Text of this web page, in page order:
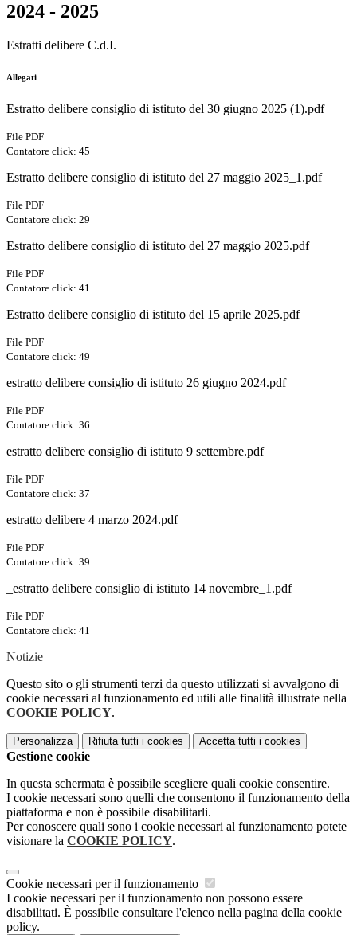
2024 - 2025
Estratti delibere C.d.I.
Allegati
Estratto delibere consiglio di istituto del 30 giugno 2025 (1).pdf
File PDF
Contatore click: 45
Estratto delibere consiglio di istituto del 27 maggio 2025_1.pdf
File PDF
Contatore click: 29
Estratto delibere consiglio di istituto del 27 maggio 2025.pdf
File PDF
Contatore click: 41
Estratto delibere consiglio di istituto del 15 aprile 2025.pdf
File PDF
Contatore click: 49
estratto delibere consiglio di istituto 26 giugno 2024.pdf
File PDF
Contatore click: 36
estratto delibere consiglio di istituto 9 settembre.pdf
File PDF
Contatore click: 37
estratto delibere 4 marzo 2024.pdf
File PDF
Contatore click: 39
_estratto delibere consiglio di istituto 14 novembre_1.pdf
File PDF
Contatore click: 41
Notizie
Questo sito o gli strumenti terzi da questo utilizzati si avvalgono di
cookie necessari al funzionamento ed utili alle finalità illustrate nella
COOKIE POLICY.
Personalizza Rifiuta tutti i cookies Accetta tutti i cookies
Gestione cookie
In questa schermata è possibile scegliere quali cookie consentire.
I cookie necessari sono quelli che consentono il funzionamento della
piattaforma e non è possibile disabilitarli.
Per conoscere quali sono i cookie necessari al funzionamento potete
visionare la COOKIE POLICY.
Cookie necessari per il funzionamento
I cookie necessari per il funzionamento non possono essere
disabilitati. È possibile consultare l'elenco nella pagina della cookie
policy.